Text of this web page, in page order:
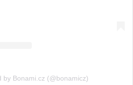
by Bonami.cz (@bonamicz)